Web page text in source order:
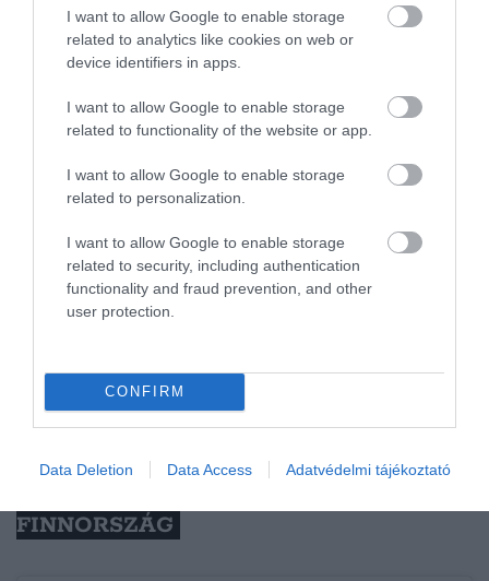
I want to allow Google to enable storage
related to analytics like cookies on web or
device identifiers in apps.
I want to allow Google to enable storage
related to functionality of the website or app.
I want to allow Google to enable storage
related to personalization.
I want to allow Google to enable storage
related to security, including authentication
functionality and fraud prevention, and other
user protection.
CONFIRM
Data Deletion Data Access Adatvédelmi tájékoztató
cél lehet, ugyanis itt találhatók Európa legnagyobb
állományai.
részünk: a tábortüzes ebédektől kezdve a számi
közösségben történő sátorozáson át egészen az
északi fényekig, Lapónia UNESCO világörökségi
helyszíne nem fog csalódást okozni a természet
Ha megtetszettek az ország természeti csodái,
karokkal és betöltetlen állásokkal vár
A KALANDVÁGYÓKNAK:
FINNORSZÁG